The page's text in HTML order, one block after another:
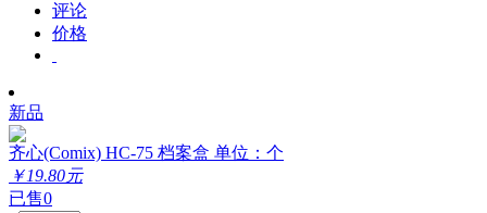
评论
价格
新品
齐心(Comix) HC-75 档案盒 单位：个
￥19.80元
已售0